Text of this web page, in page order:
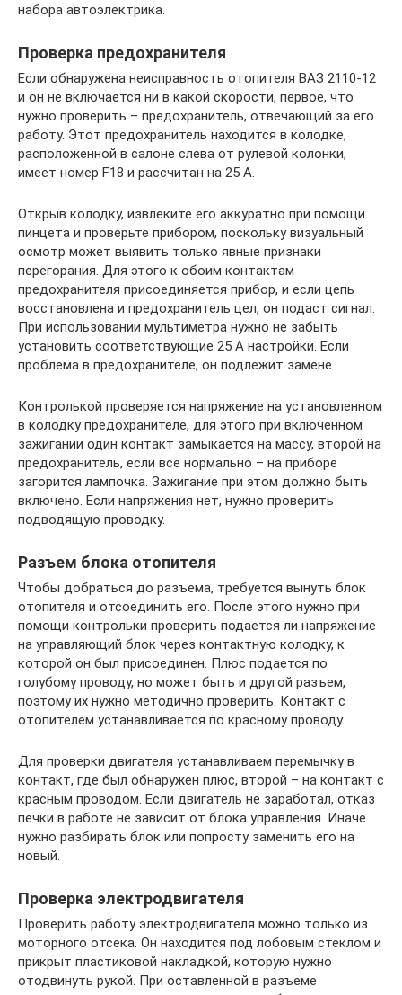
набора автоэлектрика.
Проверка предохранителя
Если обнаружена неисправность отопителя ВАЗ 2110-12
и он не включается ни в какой скорости, первое, что
нужно проверить – предохранитель, отвечающий за его
работу. Этот предохранитель находится в колодке,
расположенной в салоне слева от рулевой колонки,
имеет номер F18 и рассчитан на 25 А.
Открыв колодку, извлеките его аккуратно при помощи
пинцета и проверьте прибором, поскольку визуальный
осмотр может выявить только явные признаки
перегорания. Для этого к обоим контактам
предохранителя присоединяется прибор, и если цепь
восстановлена и предохранитель цел, он подаст сигнал.
При использовании мультиметра нужно не забыть
установить соответствующие 25 А настройки. Если
проблема в предохранителе, он подлежит замене.
Контролькой проверяется напряжение на установленном
в колодку предохранителе, для этого при включенном
зажигании один контакт замыкается на массу, второй на
предохранитель, если все нормально – на приборе
загорится лампочка. Зажигание при этом должно быть
включено. Если напряжения нет, нужно проверить
подводящую проводку.
Разъем блока отопителя
Чтобы добраться до разъема, требуется вынуть блок
отопителя и отсоединить его. После этого нужно при
помощи контрольки проверить подается ли напряжение
на управляющий блок через контактную колодку, к
которой он был присоединен. Плюс подается по
голубому проводу, но может быть и другой разъем,
поэтому их нужно методично проверить. Контакт с
отопителем устанавливается по красному проводу.
Для проверки двигателя устанавливаем перемычку в
контакт, где был обнаружен плюс, второй – на контакт с
красным проводом. Если двигатель не заработал, отказ
печки в работе не зависит от блока управления. Иначе
нужно разбирать блок или попросту заменить его на
новый.
Проверка электродвигателя
Проверить работу электродвигателя можно только из
моторного отсека. Он находится под лобовым стеклом и
прикрыт пластиковой накладкой, которую нужно
отодвинуть рукой. При оставленной в разъеме